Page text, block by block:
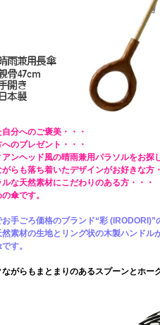
分へのご褒美・・・
のプレゼント・・・
アンヘッド風の晴雨兼用パラソルをお探
らも落ち着いたデザインがお好きな方
な天然素材にこだわりのある方・・・
傘です。
手ごろ価格のブランド“彩
然素材の生地とリング状の木製ハンド
す。
ながらもまとまりのあるスプーンとホー